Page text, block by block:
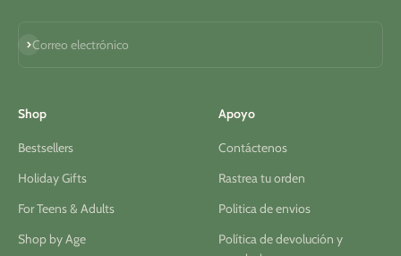
Correo electrónico
Suscribirse
Shop
Bestsellers
Holiday Gifts
For Teens & Adults
Shop by Age
Apoyo
Contáctenos
Rastrea tu orden
Politica de envios
Política de devolución y